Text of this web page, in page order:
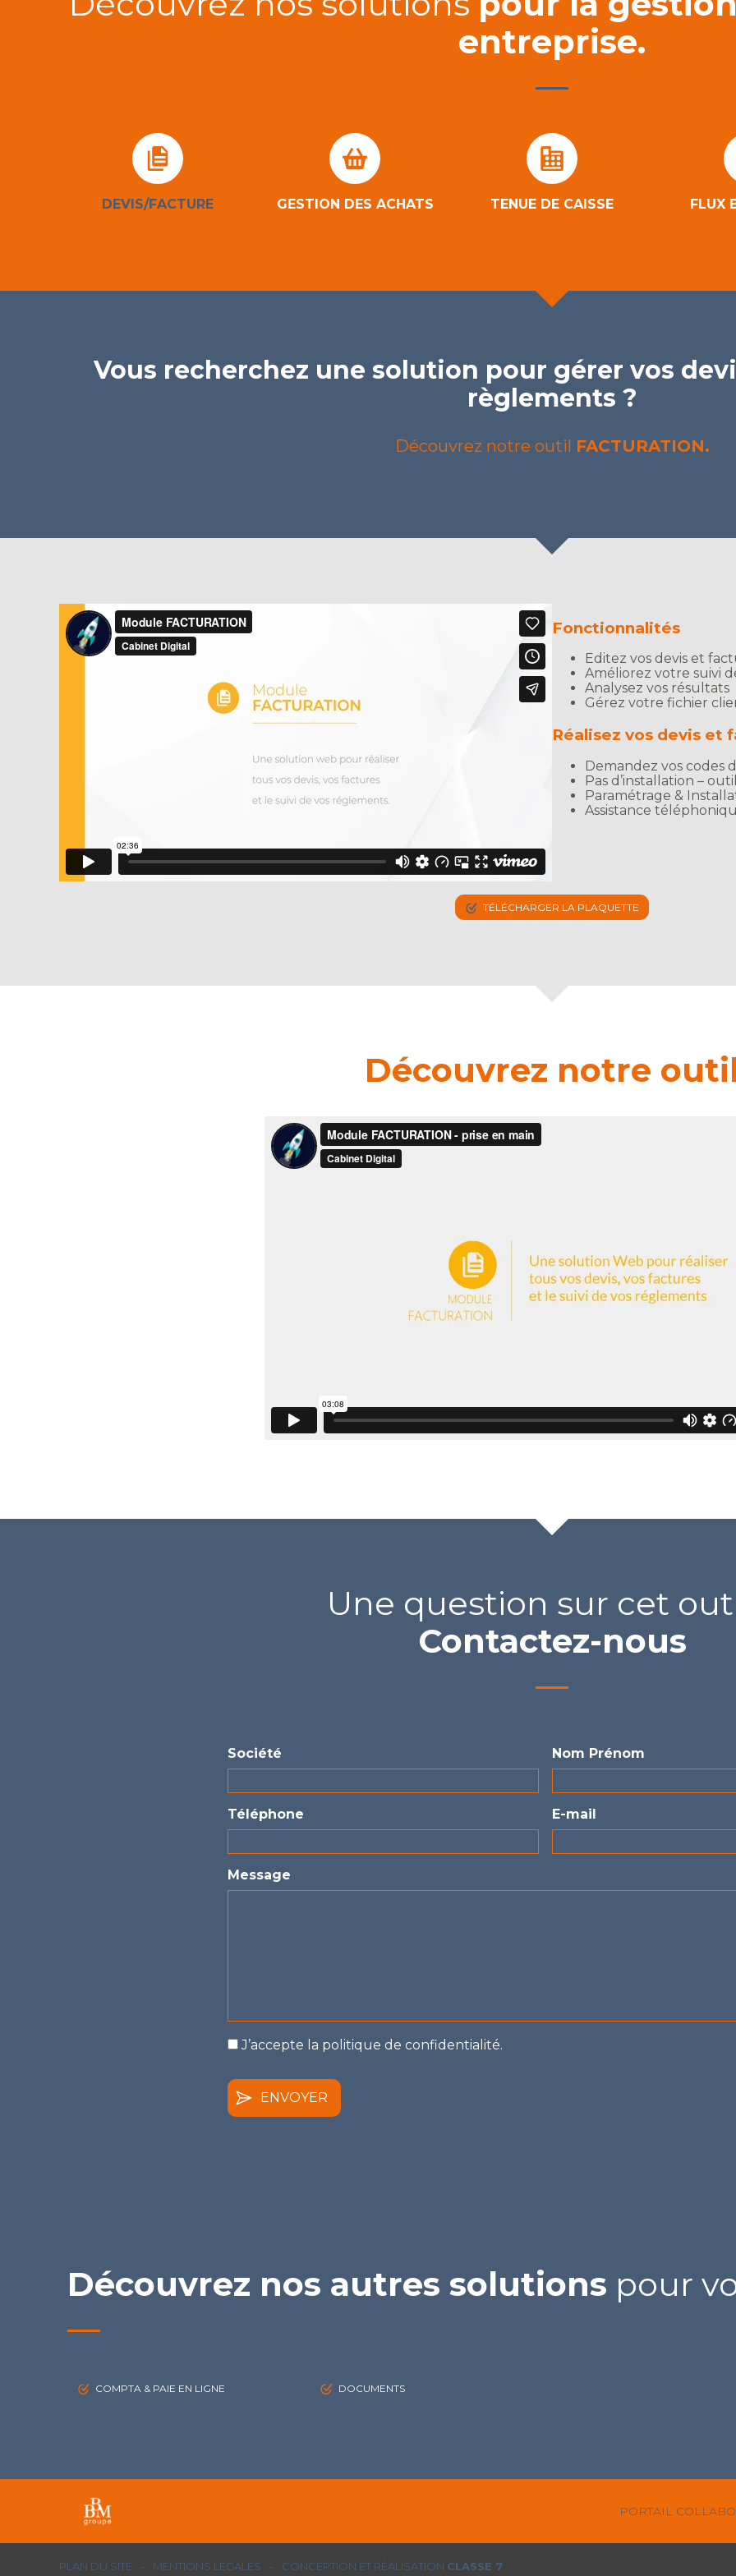
entreprise.
DEVIS/FACTURE GESTION DES ACHATS TENUE DE CAISSE FLUX
Vous recherchez une solution pour gérer vos
règlements ?
Découvrez notre outil FACTURATION.
Fonctionnalités
Editez vos devis et
Améliorez votre suivi
Analysez vos résultats
Gérez votre fichier
Réalisez vos devis
Demandez vos codes
Pas d’installation –
Paramétrage &
Assistance
TÉLÉCHARGER LA PLAQUETTE
Découvrez notre
Une question sur cet
Contactez-nous
Société Nom Prénom
Téléphone E-mail
Message
* J’accepte la politique de confidentialité.
Découvrez nos autres solutions pour
COMPTA & PAIE EN LIGNE DOCUMENTS
Footer
PORTAIL
Footer
PLAN DU SITE MENTIONS LÉGALES CONCEPTION ET RÉALISATION CLASSE 7